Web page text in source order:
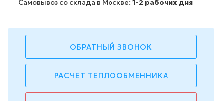
Самовывоз со склада в Москве: 1-2 рабочих дня
ОБРАТНЫЙ ЗВОНОК
РАСЧЕТ ТЕПЛООБМЕННИКА